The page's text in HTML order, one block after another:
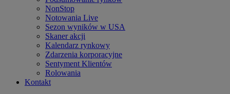
NonStop
Notowania Live
Sezon wyników w USA
Skaner akcji
Kalendarz rynkowy
Zdarzenia korporacyjne
Sentyment Klientów
Rolowania
Kontakt